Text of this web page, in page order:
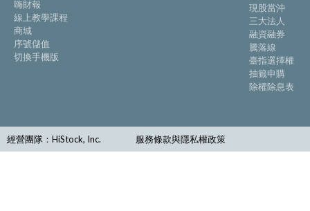
嗨財報
線上教學課程
商城
序號儲值
切換手機版
現股當沖
三大法人
融資融券
騰落線
臺指選擇權
抽籤申購
除權除息表
經營團隊：HiStock, Inc. 服務條款與隱私權政策